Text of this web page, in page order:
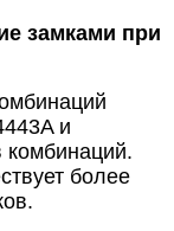
замками при
и
комбинаций.
более